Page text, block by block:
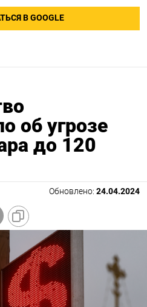
В GOOGLE
об угрозе
до 120
Обновлено: 24.04.2024